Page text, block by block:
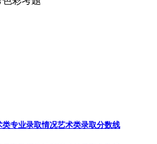
类专业录取情况艺术类录取分数线